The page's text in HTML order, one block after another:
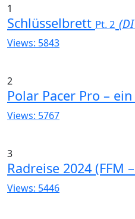
1
Schlüsselbrett Pt. 2
Views: 5843
2
Polar Pacer Pro –
Views: 5767
3
Radreise 2024 (FFM
Views: 5446